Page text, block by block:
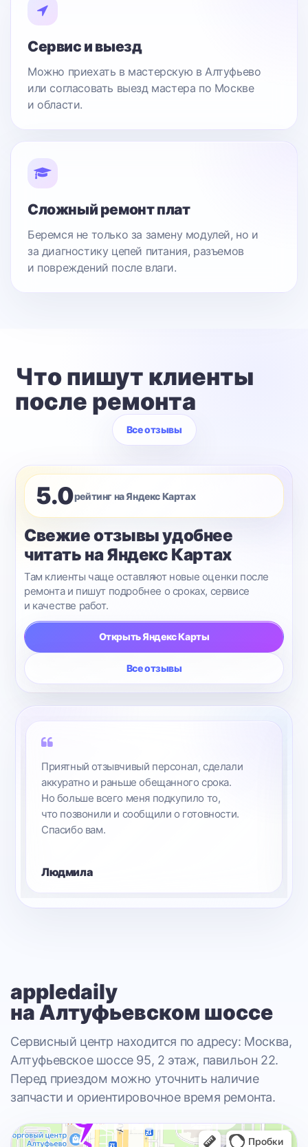
Сервис и выезд
Можно приехать в мастерскую в Алтуфьево
или согласовать выезд мастера по Москве
и области.
Сложный ремонт плат
Беремся не только за замену модулей, но и
за диагностику цепей питания, разъемов
и повреждений после влаги.
Что пишут клиенты
после ремонта
Все отзывы
5.0рейтинг на Яндекс Картах
Свежие отзывы удобнее
читать на Яндекс Картах
Там клиенты чаще оставляют новые оценки после
ремонта и пишут подробнее о сроках, сервисе
и качестве работ.
Открыть Яндекс Карты
Все отзывы
Приятный отзывчивый персонал, сделали
аккуратно и раньше обещанного срока.
Но больше всего меня подкупило то,
что позвонили и сообщили о готовности.
Спасибо вам.
Людмила
appledaily
на Алтуфьевском шоссе
Сервисный центр находится по адресу: Москва,
Алтуфьевское шоссе 95, 2 этаж, павильон 22.
Перед приездом можно уточнить наличие
запчасти и ориентировочное время ремонта.